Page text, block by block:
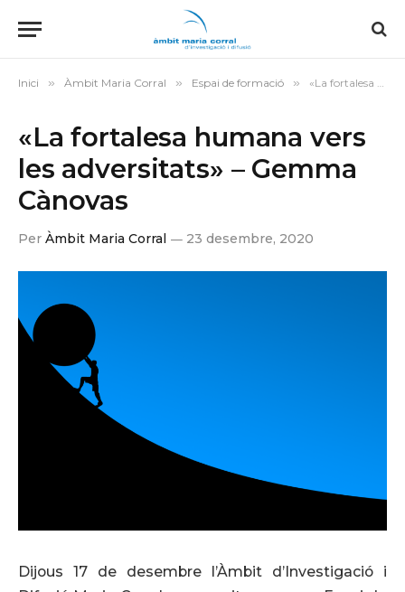
Inici » Àmbit Maria Corral » Espai de formació » «La fortalesa humana vers les adversitats» – Gemma Cànovas
«La fortalesa humana vers
les adversitats» – Gemma
Cànovas
Per Àmbit Maria Corral 23 desembre, 2020
Dijous 17 de desembre l’Àmbit d’Investigació i